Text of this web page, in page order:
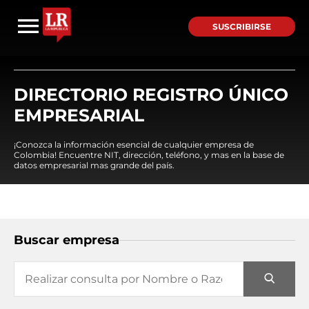
SUSCRIBIRSE
DIRECTORIO REGISTRO ÚNICO
EMPRESARIAL
¡Conozca la información esencial de cualquier empresa de
Colombia! Encuentre NIT, dirección, teléfono, y mas en la base de
datos empresarial mas grande del país.
Buscar empresa